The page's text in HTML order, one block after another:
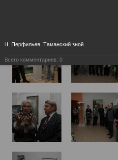
Н. Перфильев. Таманский зной
Всего комментариев: 0